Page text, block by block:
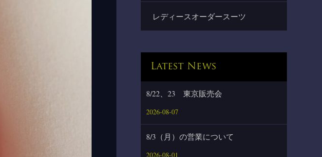
レディースオーダースーツ
Latest News
8/22、23 東京販売会
2026-08-07
8/3（月）の営業について
2026-08-01